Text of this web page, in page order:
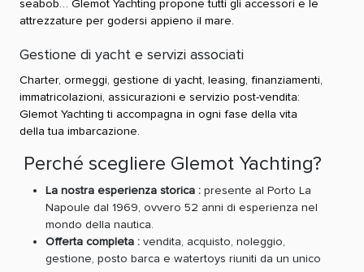
seabob… Glemot Yachting propone tutti gli accessori e le
attrezzature per godersi appieno il mare.
Gestione di yacht e servizi associati
Charter, ormeggi, gestione di yacht, leasing, finanziamenti,
immatricolazioni, assicurazioni e servizio post-vendita:
Glemot Yachting ti accompagna in ogni fase della vita
della tua imbarcazione.
Perché scegliere Glemot Yachting?
La nostra esperienza storica : presente al Porto La
Napoule dal 1969, ovvero 52 anni di esperienza nel
mondo della nautica.
Offerta completa : vendita, acquisto, noleggio,
gestione, posto barca e watertoys riuniti da un unico